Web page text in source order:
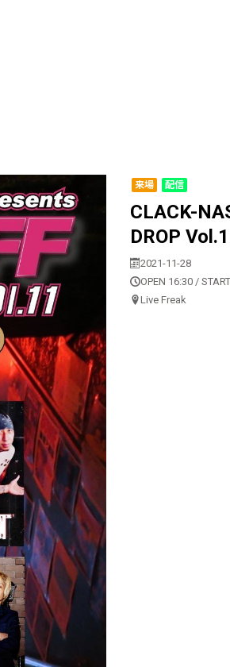
来場 配信
CLACK-
DROP
2021-11-28
OPEN 16:30 /
Live Freak